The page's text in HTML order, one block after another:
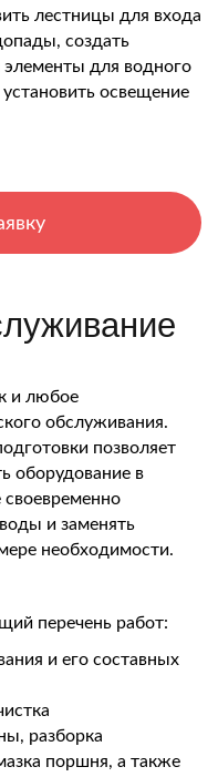
лестницы для входа
создать
элементы для водного
освещение
и любое
обслуживания.
позволяет
оборудование в
и заменять
необходимости.
перечень работ:
и его составных
разборка
поршня, а также